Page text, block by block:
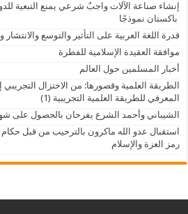
إنشاء صناعة الآلات واجبٌ شرعي يمنع التبعية
باكستان نموذجًا
قدرة اللغة العربية على التأثير والتوسع
موافقة العقيدة الإسلامية للفطرة
أخبار المسلمين حول العالم
الطريقة العلمية وقصورها: من الاختزال
المعرفي للطريقة العلمية التجريبية (1)
الشيباني وأحمد الشرع يفرحان بالحصول على
استقبال عدو الله ماكرون بالترحيب من قبل
رمز العزة والإسلام